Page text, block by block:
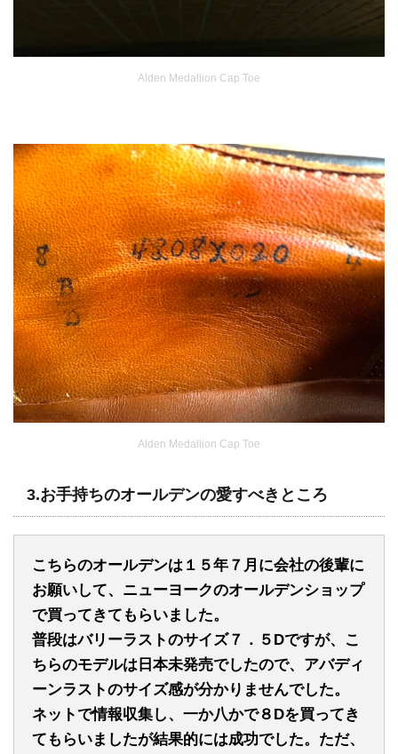
Alden Medallion Cap Toe
Alden Medallion Cap Toe
3.お手持ちのオールデンの愛すべきところ
こちらのオールデンは１５年７月に会社の後輩に
お願いして、 ニューヨークのオールデンショップ
で買ってきてもらいました。
普段はバリーラストのサイズ７．５Dですが、
こ
ちらのモデルは日本未発売でしたので、 アバディ
ーンラストのサイズ感が分かりませんでした。
ネットで情報収集し、一か八かで８Dを買ってき
てもらいましたが結果的には成功でした。 ただ、